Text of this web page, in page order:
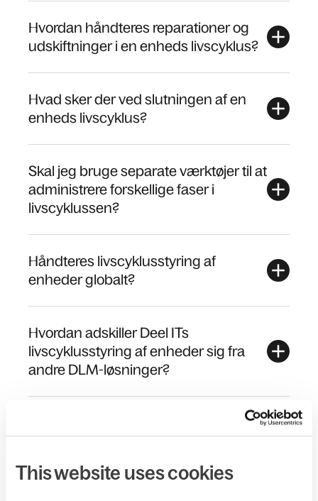
This website uses cookies
Hvordan håndteres reparationer og
udskiftninger i en enheds livscyklus?
Hvad sker der ved slutningen af en
enheds livscyklus?
Skal jeg bruge separate værktøjer til at
administrere forskellige faser i
livscyklussen?
Håndteres livscyklusstyring af
enheder globalt?
Hvordan adskiller Deel ITs
livscyklusstyring af enheder sig fra
andre DLM-løsninger?
Kan jeg bruge Deel til at administrere
min eksisterende enhedspark?